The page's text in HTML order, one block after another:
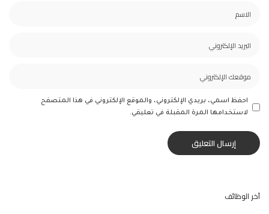
احفظ اسمي، بريدي الإلكتروني، والموقع الإلكتروني في هذا المتصفح
لاستخدامها المرة المقبلة في تعليقي.
آخر الوظائف